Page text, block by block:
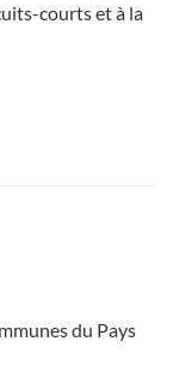
courts et à la
du Pays